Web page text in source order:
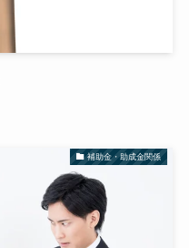
補助金・助成金関係